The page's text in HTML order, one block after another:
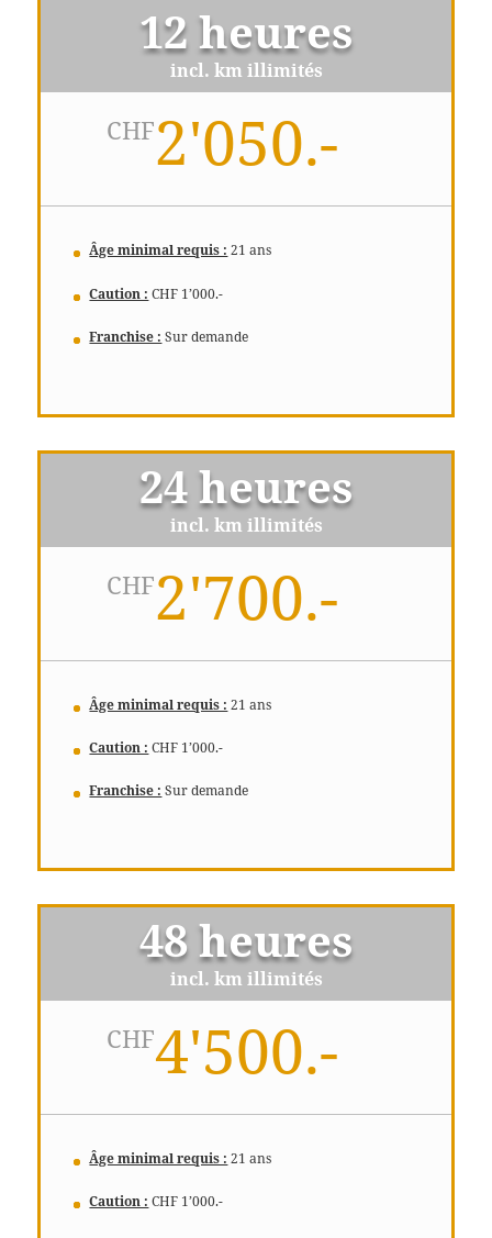
12 heures
incl. km illimités
CHF2'050.-
Âge minimal requis : 21 ans
Caution : CHF 1’000.-
Franchise : Sur demande
24 heures
incl. km illimités
CHF2'700.-
Âge minimal requis : 21 ans
Caution : CHF 1’000.-
Franchise : Sur demande
48 heures
incl. km illimités
CHF4'500.-
Âge minimal requis : 21 ans
Caution : CHF 1’000.-